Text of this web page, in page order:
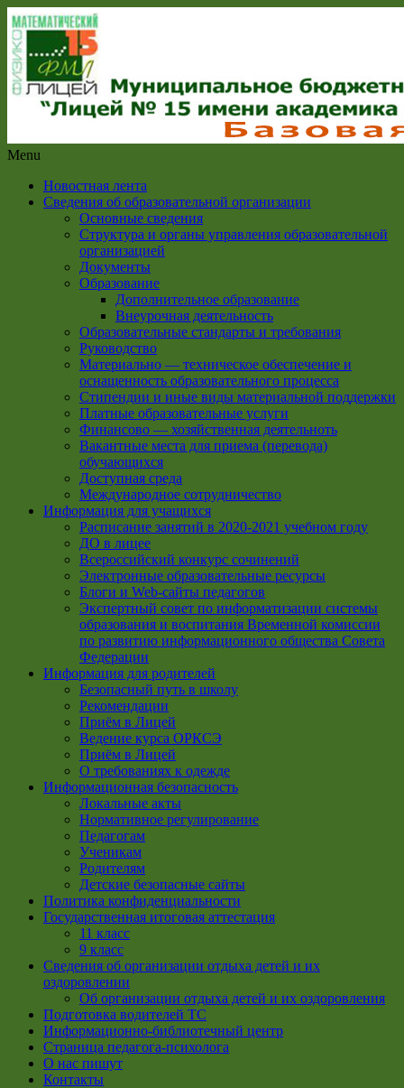
Menu
Новостная лента
Сведения об образовательной организации
Основные сведения
Структура и органы управления образовательной
организацией
Документы
Образование
Дополнительное образование
Внеурочная деятельность
Образовательные стандарты и требования
Руководство
Материально — техническое обеспечение и
оснащенность образовательного процесса
Стипендии и иные виды материальной поддержки
Платные образовательные услуги
Финансово — хозяйственная деятельноть
Вакантные места для приема (перевода)
обучающихся
Доступная среда
Международное сотрудничество
Информация для учащихся
Расписание занятий в 2020-2021 учебном году
ДО в лицее
Всероссийский конкурс сочинений
Электронные образовательные ресурсы
Блоги и Web-сайты педагогов
Экспертный совет по информатизации системы
образования и воспитания Временной комиссии
по развитию информационного общества Совета
Федерации
Информация для родителей
Безопасный путь в школу
Рекомендации
Приём в Лицей
Ведение курса ОРКСЭ
Приём в Лицей
О требованиях к одежде
Информационная безопасность
Локальные акты
Нормативное регулирование
Педагогам
Ученикам
Родителям
Детские безопасные сайты
Политика конфиденциальности
Государственная итоговая аттестация
11 класс
9 класс
Сведения об организации отдыха детей и их
оздоровлении
Об организации отдыха детей и их оздоровления
Подготовка водителей ТС
Информационно-библиотечный центр
Страница педагога-психолога
О нас пишут
Контакты